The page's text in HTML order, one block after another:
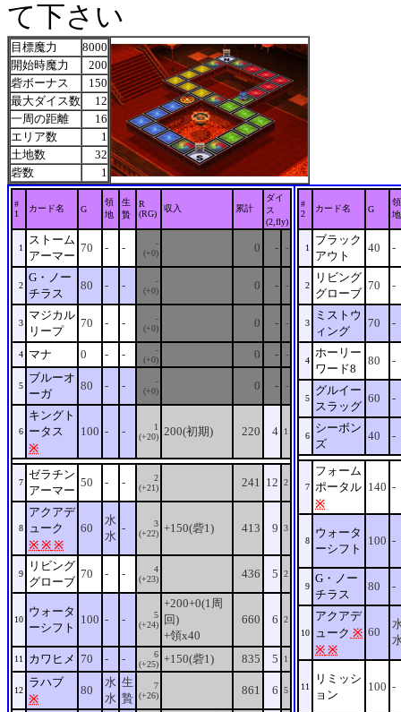
て下さい
目標魔力
8000
開始時魔力
200
砦ボーナス
150
最大ダイス数
12
一周の距離
16
エリア数
1
土地数
32
砦数
1
#
1
カード名 G
領
地
生
贄
R
(RG)
収入 累計
ダイ
ス
(2,fly)
1
ストーム
アーマー
70 - -
-
(+0)
0 - -
2
G・ノー
チラス
80 - -
-
(+0)
0 - -
3
マジカル
リープ
70 - -
-
(+0)
0 - -
4 マナ 0 - -
-
(+0)
0 - -
5
ブルーオ
ーガ
80 - -
-
(+0)
0 - -
6
キングト
ータス
※
100 - -
1
(+20) 200(初期) 220 4 1
7
ゼラチン
アーマー
50 - -
2
(+21)
241 12 2
8
アクアデ
ューク
※ ※ ※
60
水
水
-
3
(+22) +150(砦1) 413 9 3
9
リビング
グローブ
70 - -
4
(+23)
436 5 2
10
ウォータ
ーシフト
100 - -
5
(+24)
+200+0(1周
回)
+領x40
660 6 2
11 カワヒメ 70 - -
6
(+25) +150(砦1) 835 5 1
12
ラハブ
※
80
水
水
生
贄
7
(+26)
861 6 5
#
2
カード名 G
領
地
1
ブラック
アウト
40 -
2
リビング
グローブ
70 -
3
ミストウ
ィング
70 -
4
ホーリー
ワード8
80 -
5
グルイー
スラッグ
60 -
6
シーボン
ズ
40 -
7
フォーム
ポータル
※
140 -
8
ウォータ
ーシフト
100 -
9
G・ノー
チラス
80 -
10
アクアデ
ューク ※
※ ※
60
11
リミッシ
ョン
100 -